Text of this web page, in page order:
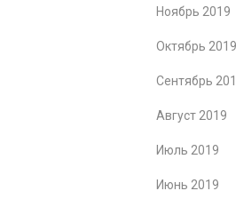
Ноябрь 2019
Октябрь 2019
Сентябрь
Август 2019
Июль 2019
Июнь 2019